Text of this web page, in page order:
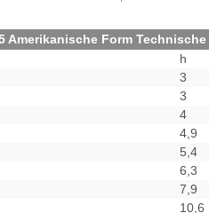
Amerikanische Form Technische
h
3
3
4
4,9
5,4
6,3
7,9
10,6